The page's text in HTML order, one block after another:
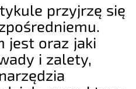
przyjrzę się
jest oraz jaki
i zalety,